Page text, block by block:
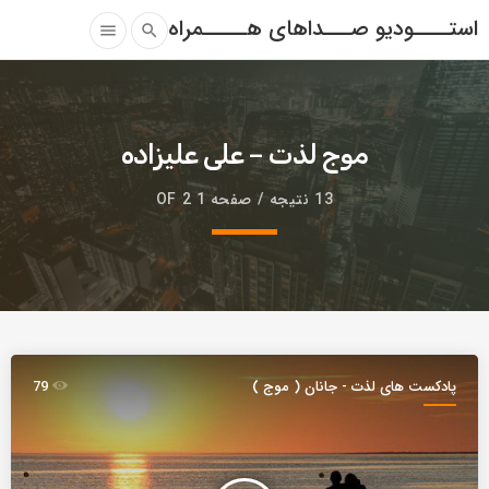
استــــودیو صـــداهای هـــــمراه search
menu
موج لذت – علی علیزاده
13 نتیجه / صفحه 1 OF 2
پادکست های لذت - جانان ( موج )